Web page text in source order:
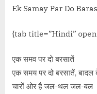
Ek Samay Par Do
{tab title=”Hindi”
एक समव पर दो बरसातें
एक समय पर दो बरसातें,
चारों ओर है जल-थल जल-बल